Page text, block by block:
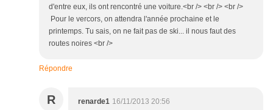
d'entre eux, ils ont rencontré une voiture.<br /> <br /> <br />
Pour le vercors, on attendra l'année prochaine et le
printemps. Tu sais, on ne fait pas de ski... il nous faut des
routes noires <br />
Répondre
R renarde1 16/11/2013 20:56